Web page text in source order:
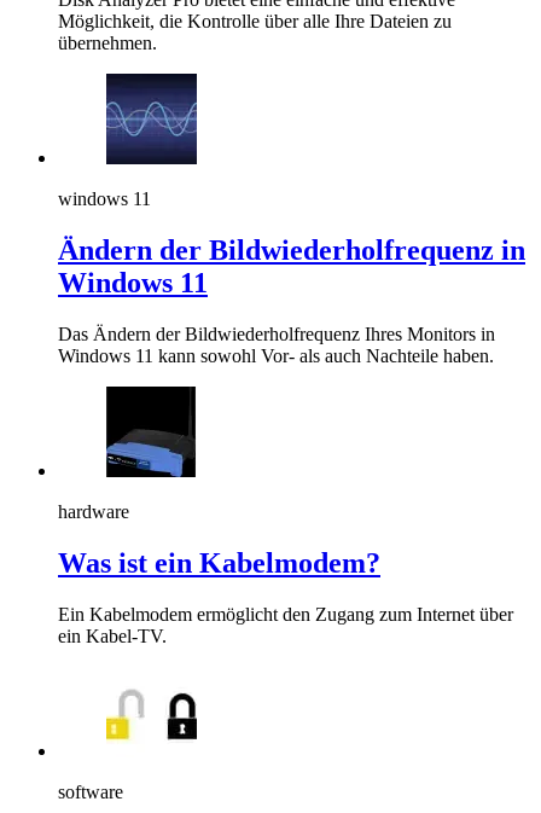
Möglichkeit, die Kontrolle über alle Ihre Dateien zu
übernehmen.
windows 11
Ändern der Bildwiederholfrequenz in
Windows 11
Das Ändern der Bildwiederholfrequenz Ihres Monitors in
Windows 11 kann sowohl Vor- als auch Nachteile haben.
hardware
Was ist ein Kabelmodem?
Ein Kabelmodem ermöglicht den Zugang zum Internet über
ein Kabel-TV.
software